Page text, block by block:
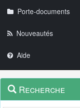
Porte-documents
Nouveautés
Aide
Navigation
outils
Menu
contextuel
Recherche